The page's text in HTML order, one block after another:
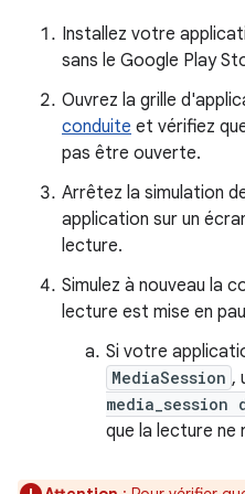
Installez votre
sans le Google Play
Ouvrez la grille
conduite et vérifiez
pas être ouverte.
Arrêtez la simulation
application sur un
lecture.
Simulez à nouveau la
lecture est mise en
Si votre
MediaSession ,
que la lecture ne